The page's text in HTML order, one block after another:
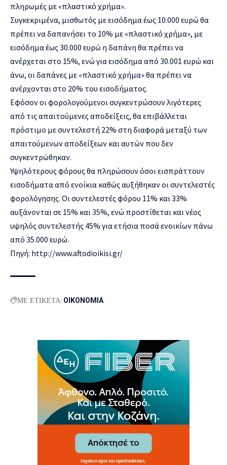
πληρωμές με «πλαστικό χρήμα».
Συγκεκριμένα, μισθωτός με εισόδημα έως 10.000 ευρώ θα
πρέπει να δαπανήσει το 10% με «πλαστικό χρήμα», με
εισόδημα έως 30.000 ευρώ η δαπάνη θα πρέπει να
ανέρχεται στο 15%, ενώ για εισόδημα από 30.001 ευρώ και
άνω, οι δαπάνες με «πλαστικό χρήμα» θα πρέπει να
ανέρχονται στο 20% του εισοδήματος.
Εφόσον οι φορολογούμενοι συγκεντρώσουν λιγότερες
από τις απαιτούμενες αποδείξεις, θα επιβάλλεται
πρόστιμο με συντελεστή 22% στη διαφορά μεταξύ των
απαιτούμενων αποδείξεων και αυτών που δεν
συγκεντρώθηκαν.
Υψηλότερους φόρους θα πληρώσουν όσοι εισπράττουν
εισοδήματα από ενοίκια καθώς αυξήθηκαν οι συντελεστές
φορολόγησης. Οι συντελεστές φόρου 11% και 33%
αυξάνονται σε 15% και 35%, ενώ προστίθεται και νέος
υψηλός συντελεστής 45% για ετήσια ποσά ενοικίων πάνω
από 35.000 ευρώ.
Πηγή: http://www.aftodioikisi.gr/
ΜΕ ΕΤΙΚΕΤΑ: ΟΙΚΟΝΟΜΙΑ